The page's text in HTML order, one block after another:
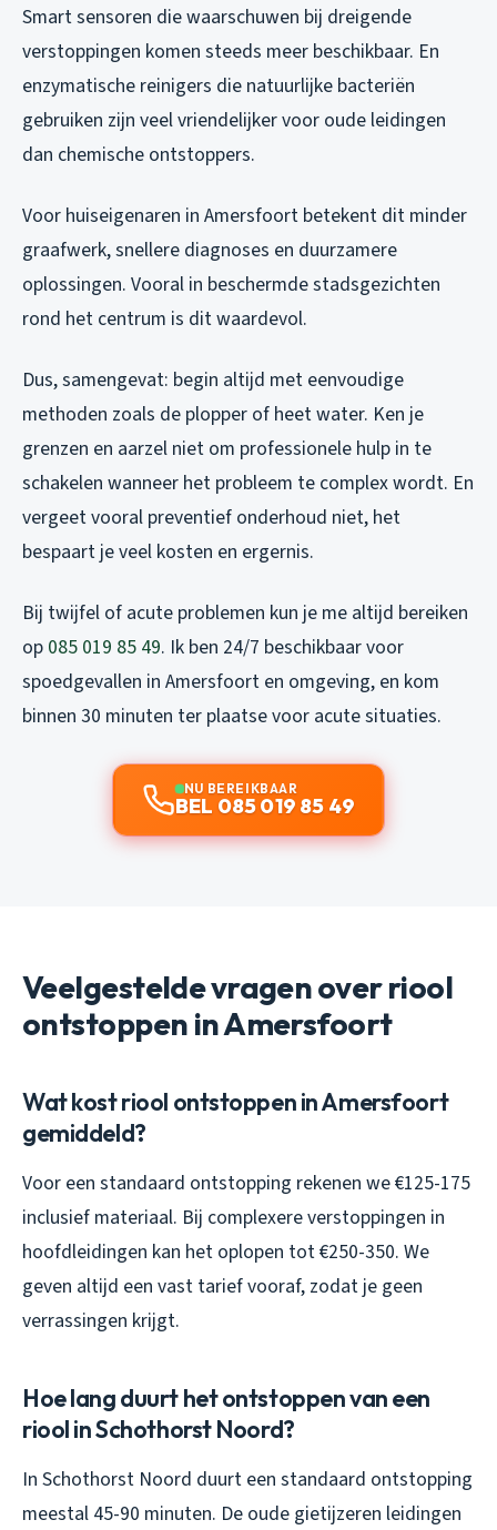
Smart sensoren die waarschuwen bij dreigende
verstoppingen komen steeds meer beschikbaar. En
enzymatische reinigers die natuurlijke bacteriën
gebruiken zijn veel vriendelijker voor oude leidingen
dan chemische ontstoppers.
Voor huiseigenaren in Amersfoort betekent dit minder
graafwerk, snellere diagnoses en duurzamere
oplossingen. Vooral in beschermde stadsgezichten
rond het centrum is dit waardevol.
Dus, samengevat: begin altijd met eenvoudige
methoden zoals de plopper of heet water. Ken je
grenzen en aarzel niet om professionele hulp in te
schakelen wanneer het probleem te complex wordt. En
vergeet vooral preventief onderhoud niet, het
bespaart je veel kosten en ergernis.
Bij twijfel of acute problemen kun je me altijd bereiken
op 085 019 85 49. Ik ben 24/7 beschikbaar voor
spoedgevallen in Amersfoort en omgeving, en kom
binnen 30 minuten ter plaatse voor acute situaties.
NU BEREIKBAAR
BEL 085 019 85 49
Veelgestelde vragen over riool
ontstoppen in Amersfoort
Wat kost riool ontstoppen in Amersfoort
gemiddeld?
Voor een standaard ontstopping rekenen we €125-175
inclusief materiaal. Bij complexere verstoppingen in
hoofdleidingen kan het oplopen tot €250-350. We
geven altijd een vast tarief vooraf, zodat je geen
verrassingen krijgt.
Hoe lang duurt het ontstoppen van een
riool in Schothorst Noord?
In Schothorst Noord duurt een standaard ontstopping
meestal 45-90 minuten. De oude gietijzeren leidingen